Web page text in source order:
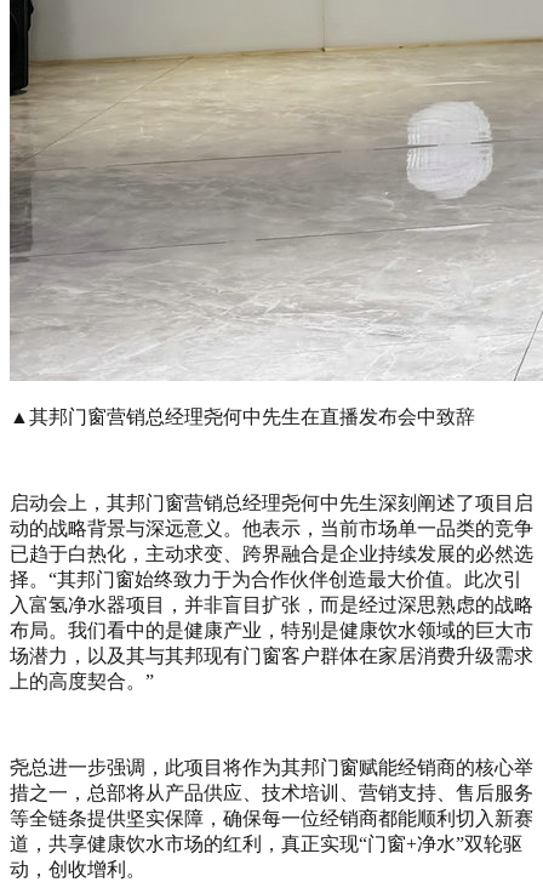
▲其邦门窗营销总经理尧何中先生在直播发布会中致辞
启动会上，其邦门窗营销总经理尧何中先生深刻阐述了项目启
动的战略背景与深远意义。他表示，当前市场单一品类的竞争
已趋于白热化，主动求变、跨界融合是企业持续发展的必然选
择。“其邦门窗始终致力于为合作伙伴创造最大价值。此次引
入富氢净水器项目，并非盲目扩张，而是经过深思熟虑的战略
布局。我们看中的是健康产业，特别是健康饮水领域的巨大市
场潜力，以及其与其邦现有门窗客户群体在家居消费升级需求
上的高度契合。”
尧总进一步强调，此项目将作为其邦门窗赋能经销商的核心举
措之一，总部将从产品供应、技术培训、营销支持、售后服务
等全链条提供坚实保障，确保每一位经销商都能顺利切入新赛
道，共享健康饮水市场的红利，真正实现“门窗+净水”双轮驱
动，创收增利。